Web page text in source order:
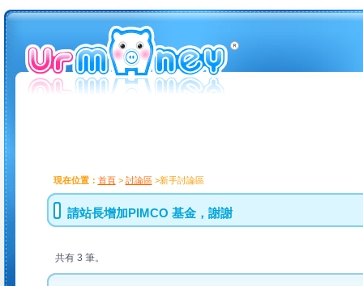
現在位置： 首頁> 討論區>新手討論區
請站長增加PIMCO 基金，謝謝
共有 3 筆。